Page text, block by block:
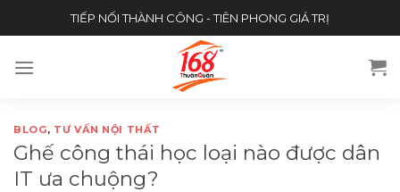
to
TIẾP NỐI THÀNH CÔNG - TIÊN PHONG GIÁ TRỊ
BLOG, TƯ VẤN NỘI THẤT
Ghế công thái học loại nào được dân
IT ưa chuộng?